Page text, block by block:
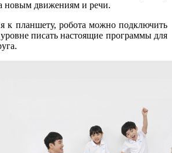
новым движениям и речи.
к планшету, робота можно подключить
писать настоящие программы для